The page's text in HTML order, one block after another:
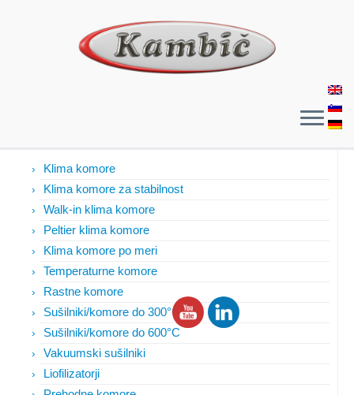
Klima komore
Klima komore za stabilnost
Walk-in klima komore
Peltier klima komore
Klima komore po meri
Temperaturne komore
Rastne komore
Sušilniki/komore do 300°C
Sušilniki/komore do 600°C
Vakuumski sušilniki
Liofilizatorji